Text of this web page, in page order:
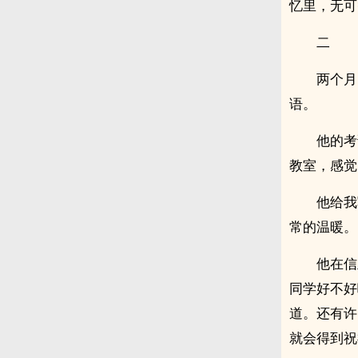
忆里，无
二
两个
语。
他的
教室，感
他给
常的温暖。
他在
同学好不
道。还有
就会得到